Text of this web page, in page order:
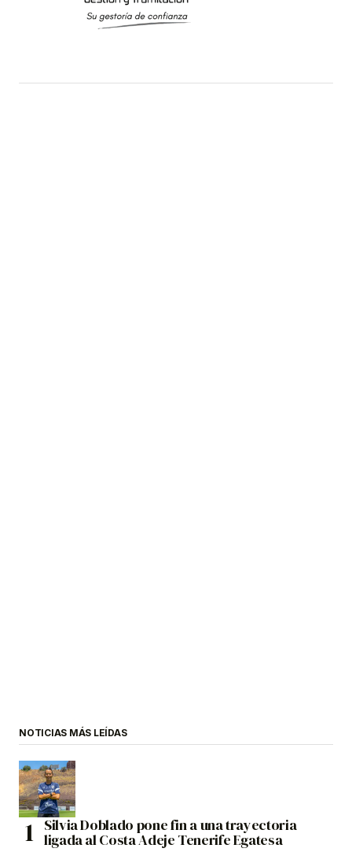
NOTICIAS MÁS LEÍDAS
Silvia Doblado pone fin a una trayectoria
ligada al Costa Adeje Tenerife Egatesa